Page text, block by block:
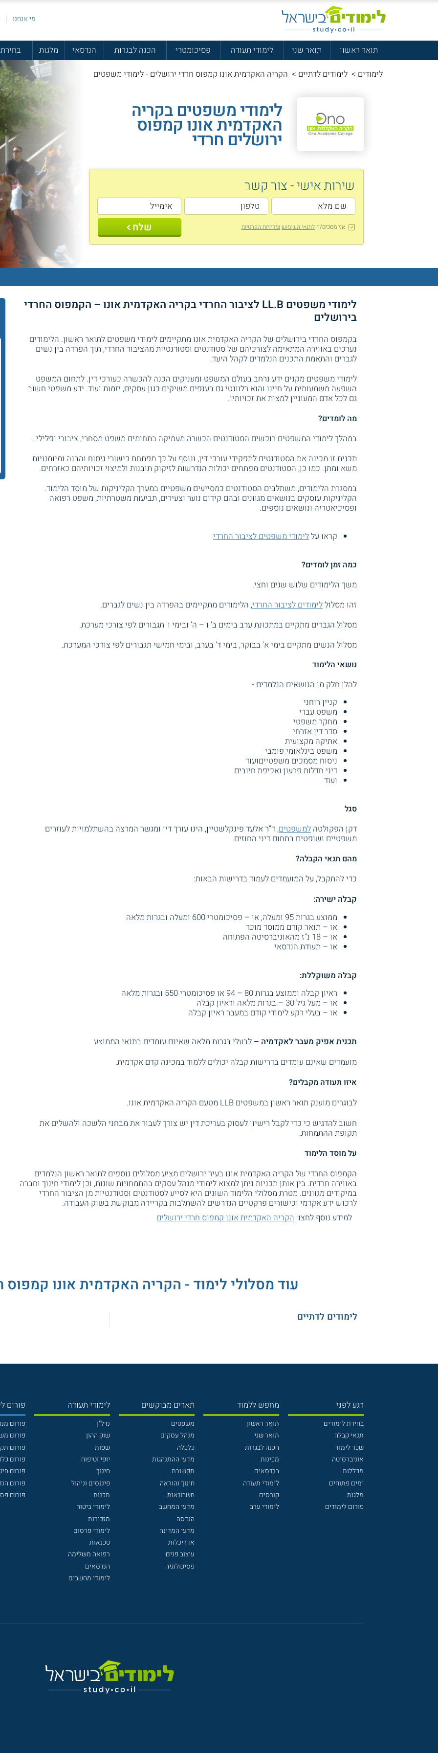
מי אנחנו
תואר ראשון תואר שני לימודי תעודה פסיכומטרי הכנה לבגרות הנדסאי מלגות
לימודים > לימודים לדתיים > הקריה האקדמית אונו קמפוס חרדי ירושלים - לימודי משפטים
לימודי משפטים בקריה
האקדמית אונו קמפוס
ירושלים חרדי
שירות אישי - צור קשר
אני מסכים/הלתנאי השימוש ומדיניות הפרטיות שלח
לימודי משפטים LL.B לציבור החרדי בקריה האקדמית אונו – הקמפוס החרדי
בירושלים
בקמפוס החרדי בירושלים של הקריה האקדמית אונו מתקיימים לימודי משפטים לתואר ראשון. הלימודים
נערכים באווירה המתאימה לצורכיהם של סטודנטים וסטודנטיות מהציבור החרדי, תוך הפרדה בין נשים
לגברים והתאמת התכנים הנלמדים לקהל היעד.
לימודי משפטים מקנים ידע נרחב בעולם המשפט ומעניקים הכנה להכשרה כעורכי דין. לתחום המשפט
השפעה משמעותית על חיינו והוא רלוונטי גם בענפים משיקים כגון עסקים, יזמות ועוד. ידע משפטי חשוב
גם לכל אדם המעוניין למצות את זכויותיו.
מה לומדים?
במהלך לימודי המשפטים רוכשים הסטודנטים הכשרה מעמיקה בתחומים משפט מסחרי, ציבורי ופלילי.
תכנית זו מכינה את הסטודנטים לתפקידי עורכי דין, ונוסף על כך מפתחת כישורי ניסוח והבנה ומיומנויות
משא ומתן. כמו כן, הסטודנטים מפתחים יכולות הנדרשות לזיקוק תובנות ולמיצוי זכויותיהם כאזרחים.
במסגרת הלימודים, משתלבים הסטודנטים כמסייעים משפטיים במערך הקליניקות של מוסד הלימוד.
הקליניקות עוסקים בנושאים מגוונים ובהם קידום נוער וצעירים, תביעות משטרתיות, משפט רפואה
ופסיכיאטריה ונושאים נוספים.
קראו עללימודי משפטים לציבור החרדי
כמה זמן לומדים?
משך הלימודים שלוש שנים וחצי.
זהו מסלוללימודים לציבור החרדי, הלימודים מתקיימים בהפרדה בין נשים לגברים.
מסלול הגברים מתקיים במתכונת ערב בימים ב' ו – ה' ובימי ו' תגבורים לפי צורכי מערכת.
מסלול הנשים מתקיים בימי א' בבוקר, בימי ד' בערב, ובימי חמישי תגבורים לפי צורכי המערכת.
נושאי הלימוד
להלן חלק מן הנושאים הנלמדים -
קניין רוחני
משפט עברי
מחקר משפטי
סדר דין אזרחי
אתיקה מקצועית
משפט בינלאומי פומבי
ניסוח מסמכים משפטייםועוד
דיני חדלות פרעון ואכיפת חיובים
ועוד
סגל
דקן הפקולטה למשפטים, ד"ר אלעד פינקלשטיין, הינו עורך דין ומגשר המרצה בהשתלמויות לעוזרים
משפטיים ושופטים בתחום דיני החוזים.
מהם תנאי הקבלה?
כדי להתקבל, על המועמדים לעמוד בדרישות הבאות:
קבלה ישירה:
ממוצע בגרות 95 ומעלה, או – פסיכומטרי 600 ומעלה ובגרות מלאה
או – תואר קודם ממוסד מוכר
או – 18 נ"ז מהאוניברסיטה הפתוחה
או – תעודת הנדסאי
קבלה משוקללת:
ראיון קבלה וממוצע בגרות 80 – 94 או פסיכומטרי 550 ובגרות מלאה
או – מעל גיל 30 – בגרות מלאה וראיון קבלה
או – בעלי רקע לימודי קודם במעבר ראיון קבלה
תכנית אפיק מעבר לאקדמיה – לבעלי בגרות מלאה שאינם עומדים בתנאי הממוצע
מועמדים שאינם עומדים בדרישות קבלה יכולים ללמוד במכינה קדם אקדמית.
איזו תעודה מקבלים?
לבוגרים מוענק תואר ראשון במשפטים LLB מטעם הקריה האקדמית אונו.
חשוב להדגיש כי כדי לקבל רישיון לעסוק בעריכת דין יש צורך לעבור את מבחני הלשכה ולהשלים את
תקופת ההתמחות.
על מוסד הלימוד
הקמפוס החרדי של הקריה האקדמית אונו בעיר ירושלים מציע מסלולים נוספים לתואר ראשון הנלמדים
באווירה חרדית. בין אותן תכניות ניתן למצוא לימודי מנהל עסקים בהתמחויות שונות, וכן לימודי חינוך וחברה
במיקודים מגוונים. מטרת מסלולי הלימוד השונים היא לסייע לסטודנטים וסטודנטיות מן הציבור החרדי
לרכוש ידע אקדמי וכישורים פרקטיים הנדרשים להשתלבות בקריירה מבוקשת בשוק העבודה.
למידע נוסף לחצו: הקריה האקדמית אונו קמפוס חרדי ירושלים
עוד מסלולי לימוד - הקריה האקדמית אונו קמפוס
לימודים לדתיים
רגע לפני
בחירת לימודים
תנאי קבלה
שכר לימוד
אוניברסיטה
מכללות
ימים פתוחים
מלגות
פורום לימודים
מחפש ללמוד
תואר ראשון
תואר שני
הכנה לבגרות
מכינות
הנדסאים
לימודי תעודה
קורסים
לימודי ערב
תארים מבוקשים
משפטים
מנהל עסקים
כלכלה
מדעי ההתנהגות
תקשורת
חינוך והוראה
חשבונאות
מדעי המחשב
הנדסה
מדעי המדינה
אדריכלות
עיצוב פנים
פסיכולוגיה
לימודי תעודה
נדל"ן
שוק ההון
שפות
יופי וטיפוח
חינוך
פיננסים וניהול
תכנות
לימודי ביטוח
מזכירות
לימודי פרסום
טכנאות
רפואה משלימה
הנדסאים
לימודי מחשבים
פורום
פורום
פורום
פורום
פורום
פורום
פורום
פורום